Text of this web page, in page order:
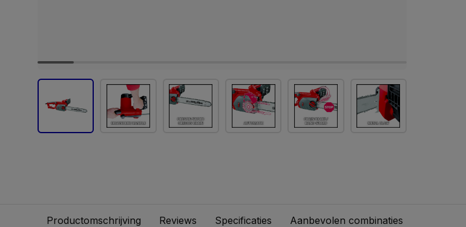
Productomschrijving Reviews Specificaties Aanbevolen combinaties